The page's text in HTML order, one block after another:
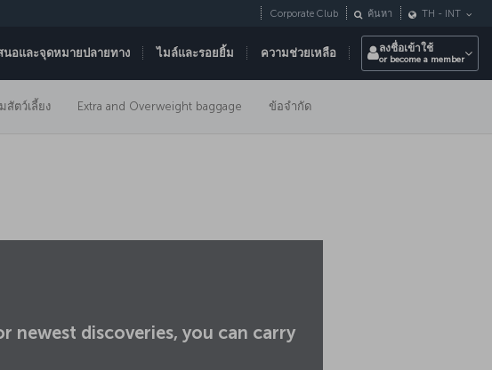
นอและจุดหมายปลายทาง ไมล์และรอยยิ้ม ความช่วยเหลือ
Corporate Club ค้นหา TH - INT
ลงชื่อเข้าใช้
or become a member
สัตว์เลี้ยง Extra and Overweight baggage ข้อจำกัด
newest discoveries, you can carry